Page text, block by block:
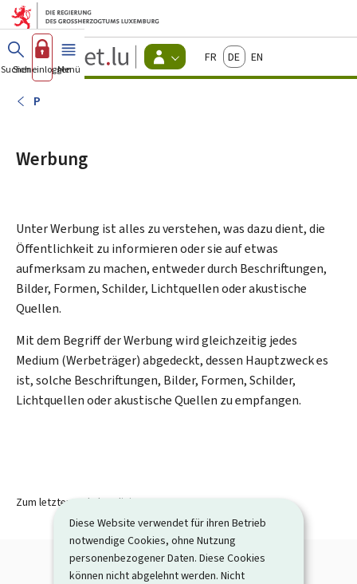
Diese Website verwendet für ihren Betrieb
notwendige Cookies, ohne Nutzung
personenbezogener Daten. Diese Cookies
können nicht abgelehnt werden. Nicht
Zum Hauptmenü
Zum Inhalt
Guichet.lu
Changer
d'espace
FrançaisDeutschEnglish
Suchen
Sich einloggen
Menü Haupt-
P
Werbung
Unter Werbung ist alles zu verstehen, was dazu dient, die
Öffentlichkeit zu informieren oder sie auf etwas
aufmerksam zu machen, entweder durch Beschriftungen,
Bilder, Formen, Schilder, Lichtquellen oder akustische
Quellen.
Mit dem Begriff der Werbung wird gleichzeitig jedes
Medium (Werbeträger) abgedeckt, dessen Hauptzweck es
ist, solche Beschriftungen, Bilder, Formen, Schilder,
Lichtquellen oder akustische Quellen zu empfangen.
Zum letzten Mal aktualisiert am